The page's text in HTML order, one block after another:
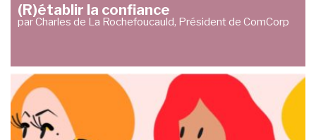
(R)établir la confiance
par Charles de La Rochefoucauld, Président de ComCorp